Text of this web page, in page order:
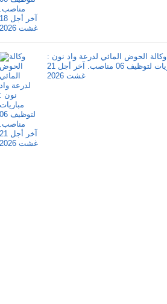
وكالة الحوض المائي لدرعة واد نون :
مباريات لتوظيف 06 مناصب. آخر أجل 21
غشت 2026